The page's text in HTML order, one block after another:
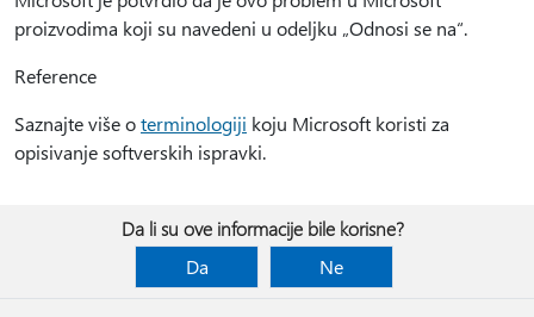
proizvodima koji su navedeni u odeljku „Odnosi se na“.
Reference
Saznajte više oterminologiji koju Microsoft koristi za
opisivanje softverskih ispravki.
Da li su ove informacije bile korisne?
Da
Ne